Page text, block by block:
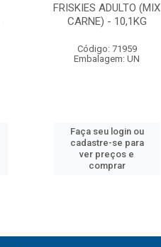
FRISKIES ADULTO (MIX
CARNE) - 10,1KG
Código: 71959
Embalagem: UN
Faça seu login ou
cadastre-se para
ver preços e
comprar